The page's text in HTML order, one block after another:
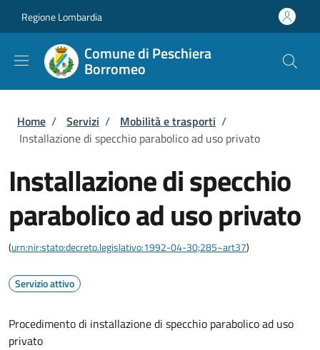
Regione Lombardia
Comune di Peschiera
Borromeo
Briciole di pane
Home / Servizi / Mobilità e trasporti /
Installazione di specchio parabolico ad uso privato
Installazione di specchio
parabolico ad uso privato
(urn:nir:stato:decreto.legislativo:1992-04-30;285~art37)
Servizio attivo
Procedimento di installazione di specchio parabolico ad uso
privato